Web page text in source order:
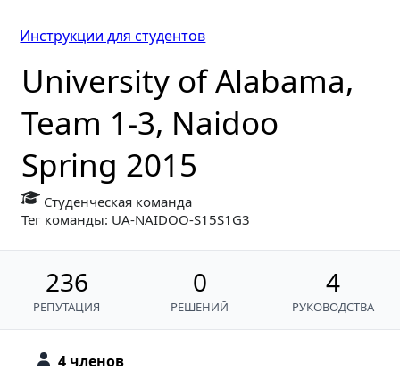
4 членов
University of Alabama,
Team 1-3, Naidoo
Spring 2015
Студенческая команда
Тег команды: UA-NAIDOO-S15S1G3
236
РЕПУТАЦИЯ
0
РЕШЕНИЙ
4
РУКОВОДСТВА
Инструкции для студентов